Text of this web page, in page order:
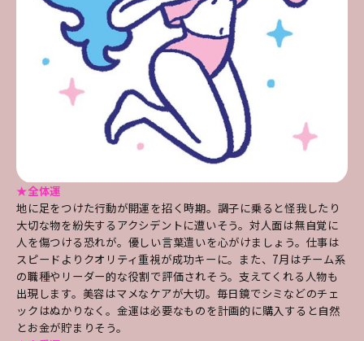
★全体運
地に足をつけた行動が開運を招く時期。調子に乗ると怪我したり
大切な物を紛失するアクシデントに遭いそう。対人面は無自覚に
人を傷つける恐れが。優しい言葉遣いを心がけましょう。仕事は
スピードよりクオリティ重視が成功キーに。また、7月はチーム系
の職種やリーダー的な役割で評価されそう。支えてくれる人物も
出現します。美容はマメなケアが大切。毎日鏡でシミなどのチェ
ックはぬかりなく。金運は必要なものを計画的に購入すると自然
とお金が貯まりそう。